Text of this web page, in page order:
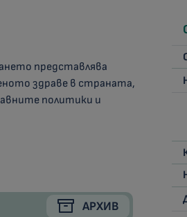
представлява
здраве в страната,
политики и
АРХИВ